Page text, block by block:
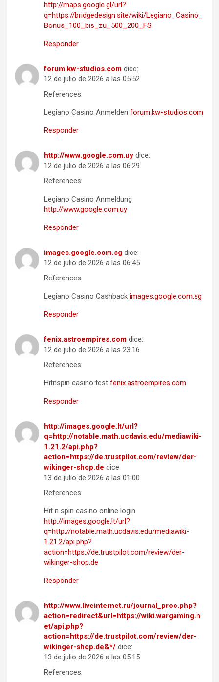
http://maps.google.gl/url?
q=https://bridgedesign.site/wiki/Legiano_Casino_
Bonus_100_bis_zu_500_200_FS
Responder
forum.kw-studios.com dice:
12 de julio de 2026 a las 05:52
References:
Legiano Casino Anmelden forum.kw-studios.com
Responder
http://www.google.com.uy dice:
12 de julio de 2026 a las 06:29
References:
Legiano Casino Anmeldung
http://www.google.com.uy
Responder
images.google.com.sg dice:
12 de julio de 2026 a las 06:45
References:
Legiano Casino Cashback images.google.com.sg
Responder
fenix.astroempires.com dice:
12 de julio de 2026 a las 23:16
References:
Hitnspin casino test fenix.astroempires.com
Responder
http://images.google.lt/url?
q=http://notable.math.ucdavis.edu/mediawiki-
1.21.2/api.php?
action=https://de.trustpilot.com/review/der-
wikinger-shop.de dice:
13 de julio de 2026 a las 01:00
References:
Hit n spin casino online login
http://images.google.lt/url?
q=http://notable.math.ucdavis.edu/mediawiki-
1.21.2/api.php?
action=https://de.trustpilot.com/review/der-
wikinger-shop.de
Responder
http://www.liveinternet.ru/journal_proc.php?
action=redirect&url=https://wiki.wargaming.n
et/api.php?
action=https://de.trustpilot.com/review/der-
wikinger-shop.de&*/ dice:
13 de julio de 2026 a las 05:15
References: